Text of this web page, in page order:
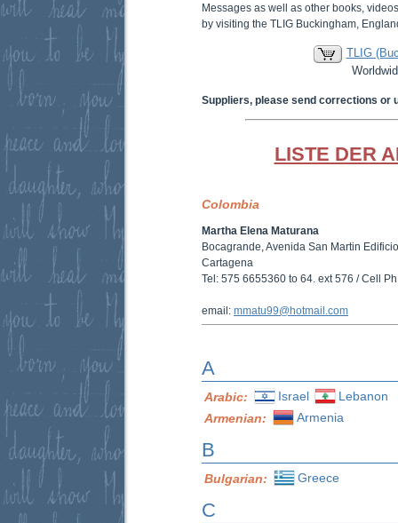
Messages as well as other books,
by visiting the TLIG Buckingham,
TLIG
Suppliers, please send corrections or
LISTE DER
Colombia
Martha Elena Maturana
Bocagrande, Avenida San Martin
Cartagena
Tel: 575 6655360 to 64. ext 576 / Cell
email: mmatu99@hotmail.com
A
Arabic: Israel
Lebanon
Armenian:
Armenia
B
Bulgarian: Greece
C